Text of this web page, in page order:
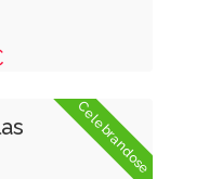
Celebrandose